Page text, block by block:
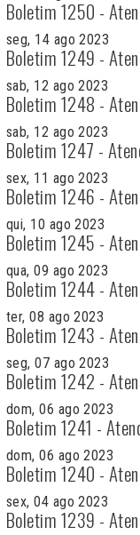
Boletim 1250 -
seg, 14 ago 2023
Boletim 1249 -
sab, 12 ago 2023
Boletim 1248 -
sab, 12 ago 2023
Boletim 1247 -
sex, 11 ago 2023
Boletim 1246 -
qui, 10 ago 2023
Boletim 1245 -
qua, 09 ago 2023
Boletim 1244 -
ter, 08 ago 2023
Boletim 1243 -
seg, 07 ago 2023
Boletim 1242 -
dom, 06 ago 2023
Boletim 1241 -
dom, 06 ago 2023
Boletim 1240 -
sex, 04 ago 2023
Boletim 1239 -